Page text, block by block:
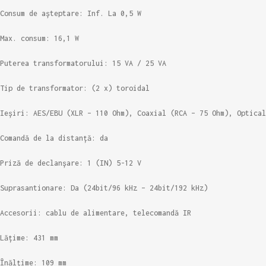
Consum de așteptare: Inf. La 0,5 W
Max. consum: 16,1 W
Puterea transformatorului: 15 VA / 25 VA
Tip de transformator: (2 x) toroidal
Ieșiri: AES/EBU (XLR – 110 Ohm), Coaxial (RCA – 75 Ohm), Optical
Comandă de la distanță: da
Priză de declanșare: 1 (IN) 5-12 V
Suprasantionare: Da (24bit/96 kHz – 24bit/192 kHz)
Accesorii: cablu de alimentare, telecomandă IR
Lățime: 431 mm
Înălțime: 109 mm